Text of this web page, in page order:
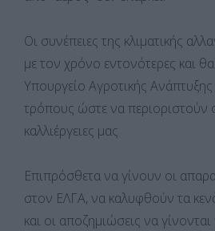
Οι συνέπειες της κλιματικής
με τον χρόνο εντονότερες και
Υπουργείο Αγροτικής
τρόπους ώστε να περιοριστούν
καλλιέργειες μας
Επιπρόσθετα να γίνουν οι
στον ΕΛΓΑ, να καλυφθούν τα
και οι αποζημιώσεις να